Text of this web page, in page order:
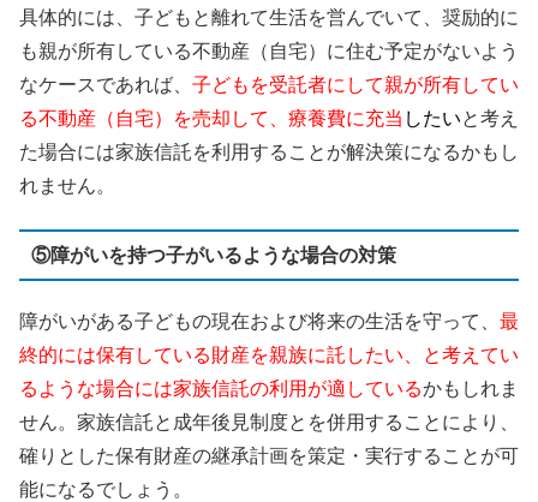
具体的には、子どもと離れて生活を営んでいて、奨励的に
も親が所有している不動産（自宅）に住む予定がないよう
なケースであれば、 子どもを受託者にして親が所有してい
る不動産（自宅）を売却して、療養費に充当 したいと考え
た場合には家族信託を利用することが解決策になるかもし
れません。
⑤障がいを持つ子がいるような場合の対策
障がいがある子どもの現在および将来の生活を守って、 最
終的には保有している財産を親族に託したい、と考えてい
るような場合には家族信託の利用が適しているかもしれま
せん。家族信託と成年後見制度とを併用することにより、
確りとした保有財産の継承計画を策定・実行することが可
能になるでしょう。